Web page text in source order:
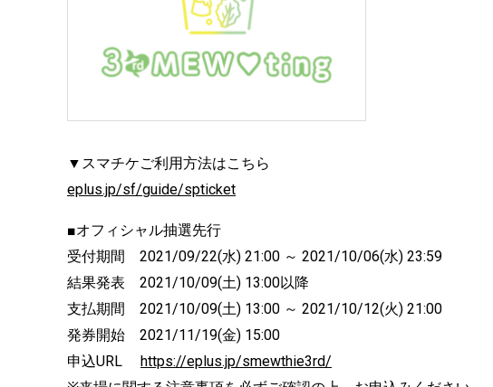
▼スマチケご利用方法はこちら
eplus.jp/sf/guide/spticket
■オフィシャル抽選先行
受付期間 2021/09/22(水) 21:00 ～ 2021/10/06(水) 23:59
結果発表 2021/10/09(土) 13:00以降
支払期間 2021/10/09(土) 13:00 ～ 2021/10/12(火) 21:00
発券開始 2021/11/19(金) 15:00
申込URL https://eplus.jp/smewthie3rd/